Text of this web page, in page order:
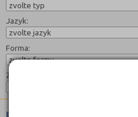
Jazyk:
Forma:
Zaměření:
Bezpečnostně právní činnost